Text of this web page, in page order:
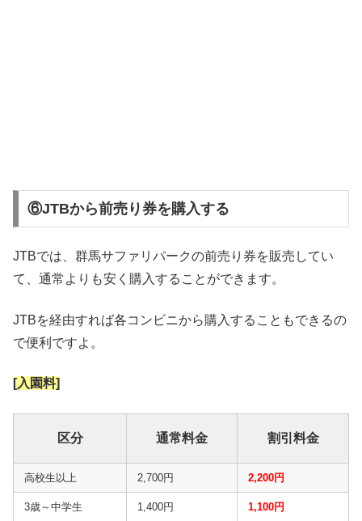
⑥JTBから前売り券を購入する
JTBでは、群馬サファリパークの前売り券を販売してい
て、通常よりも安く購入することができます。
JTBを経由すれば各コンビニから購入することもできるの
で便利ですよ。
[入園料]
区分 通常料金 割引料金
高校生以上 2,700円 2,200円
3歳～中学生 1,400円 1,100円